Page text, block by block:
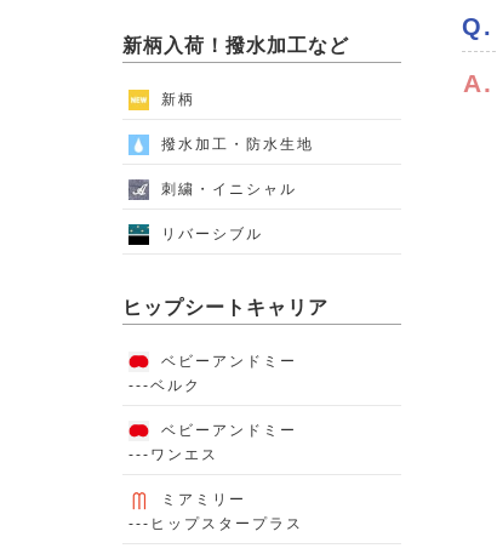
新柄入荷！撥水加工など
新柄
撥水加工・防水生地
刺繍・イニシャル
リバーシブル
ヒップシートキャリア
ベビーアンドミー
---ベルク
ベビーアンドミー
---ワンエス
ミアミリー
---ヒップスタープラス